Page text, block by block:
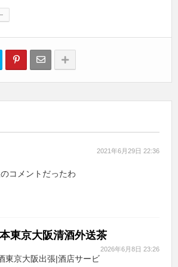
2021年6月29日 22:36
コメントだったわ
東京大阪清酒外送茶
2026年6月8日 23:26
東京大阪出張|酒店サービ